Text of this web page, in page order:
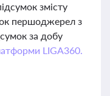
змісту
першоджерел з
за добу
LIGA360.